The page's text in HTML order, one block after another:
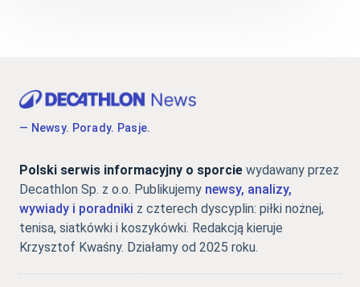
— Newsy. Porady. Pasje.
Polski serwis informacyjny o sporcie wydawany przez
Decathlon Sp. z o.o. Publikujemy newsy, analizy,
wywiady i poradniki z czterech dyscyplin: piłki nożnej,
tenisa, siatkówki i koszykówki. Redakcją kieruje
Krzysztof Kwaśny. Działamy od 2025 roku.